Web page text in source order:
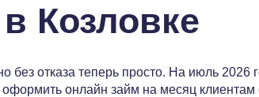
в Козловке
без отказа теперь просто. На июль 2026
онлайн займ на месяц